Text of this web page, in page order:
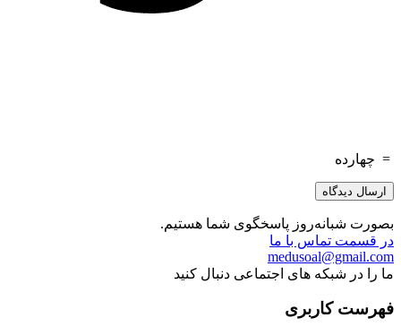
= چهارده
بصورت شبانه‌روز پاسخگوی شما هستیم.
در قسمت تماس با ما
medusoal@gmail.com
ما را در شبکه های اجتماعی دنبال کنید
فهرست کاربری